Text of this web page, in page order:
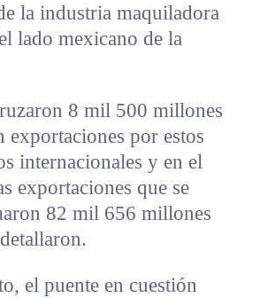
la industria maquiladora
lado mexicano de la
8 mil 500 millones
exportaciones por estos
internacionales y en el
exportaciones que se
82 mil 656 millones
el puente en cuestión